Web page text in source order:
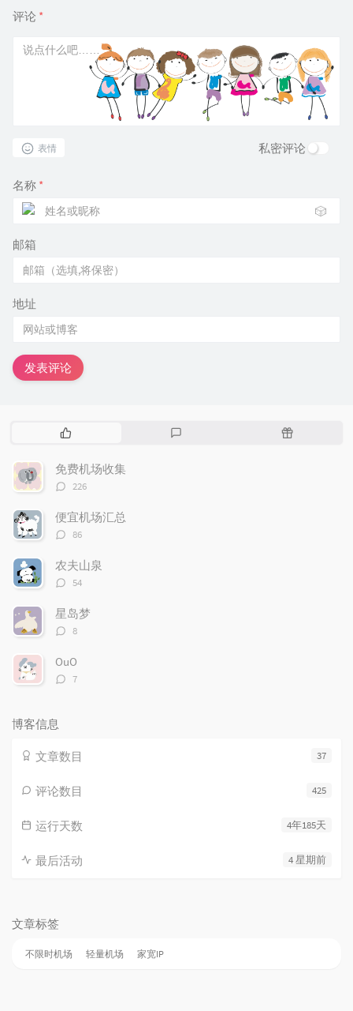
评论 *
表情 私密评论
名称 *
🎲
邮箱
地址
发表评论
热
文
章
随
免费机场收集
评
数：
226
便宜机场汇总
评
数：
86
农夫山泉
评
数：
54
星岛梦
评
数：
8
OuO
评
7
博客信息
37
文章数目
425
评论数目
4年185天
运行天数
4 星期前
最后活动
文章标签
不限时机场 轻量机场 家宽IP